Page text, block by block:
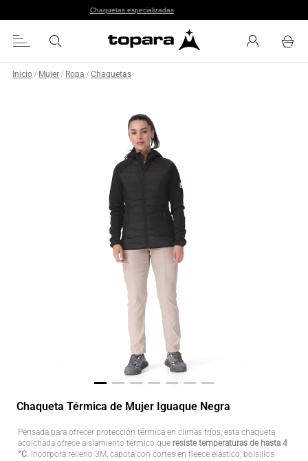
Chaquetas especializadas
Inicio / Mujer / Ropa / Chaquetas
Chaqueta Térmica de Mujer Iguaque Negra
Pensada para ofrecer protección térmica en climas fríos, esta chaqueta
acolchada ofrece aislamiento térmico que resiste temperaturas de hasta 4
°C. Incorpora relleno 3M, capota con cortes en fleece elástico, bolsillos